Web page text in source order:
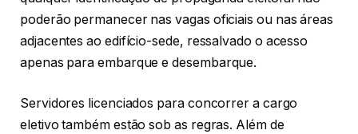
poderão permanecer nas vagas oficiais ou nas áreas
adjacentes ao edifício-sede, ressalvado o acesso
apenas para embarque e desembarque.
Servidores licenciados para concorrer a cargo
eletivo também estão sob as regras. Além de